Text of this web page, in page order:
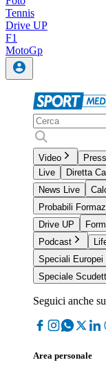
Tennis
Drive UP
F1
MotoGp
Video
Live
Diretta
News Live
Probabili
Drive UP
Podcast
Speciali Europei
Speciale
Seguici anche su
Area personale